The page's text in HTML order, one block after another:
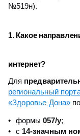
№519н).
1. Какое
интернет?
Для
региональный
«Здоровье Дона»
формы 057/у;
с 14-значным